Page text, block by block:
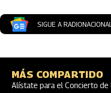
SIGUE A
MÁS COMPARTIDO
Alístate para el Concierto de